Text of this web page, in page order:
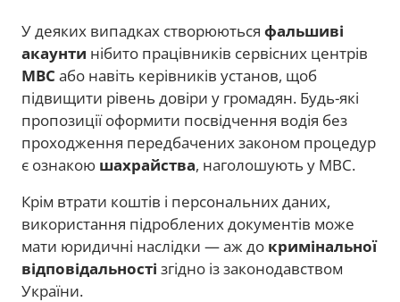
У деяких випадках створюються фальшиві
акаунти нібито працівників сервісних центрів
МВС або навіть керівників установ, щоб
підвищити рівень довіри у громадян. Будь-які
пропозиції оформити посвідчення водія без
проходження передбачених законом процедур
є ознакою шахрайства, наголошують у МВС.
Крім втрати коштів і персональних даних,
використання підроблених документів може
мати юридичні наслідки — аж до кримінальної
відповідальності згідно із законодавством
України.